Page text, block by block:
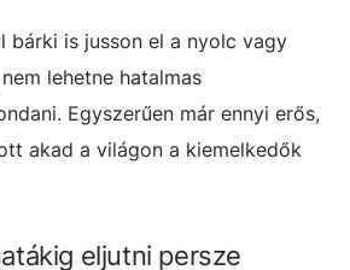
bárki is jusson el a nyolc vagy
lehetne hatalmas
Egyszerűen már ennyi erős,
akad a világon a kiemelkedők
eljutni persze